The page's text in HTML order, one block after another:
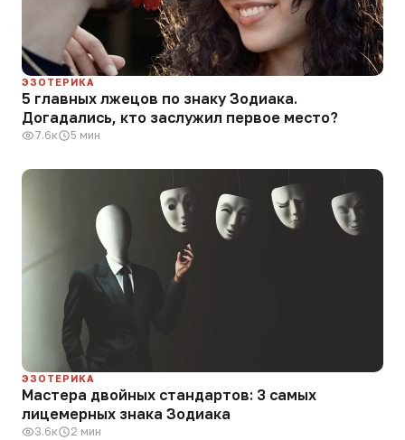
ЭЗОТЕРИКА
5 главных лжецов по знаку Зодиака.
Догадались, кто заслужил первое место?
7.6к 5 мин
ЭЗОТЕРИКА
Мастера двойных стандартов: 3 самых
лицемерных знака Зодиака
3.6к 2 мин